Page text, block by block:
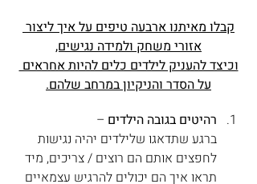
קבלו מאיתנו ארבעה טיפים על איך ליצור
אזורי משחק ולמידה נגישים,
וכיצד להעניק לילדים כלים להיות אחראים
על הסדר והניקיון במרחב שלהם.
רהיטים בגובה הילדים –
ברגע שתדאגו שלילדים יהיה נגישות
לחפצים אותם הם רוצים / צריכים, מיד
תראו איך הם יכולים להרגיש עצמאיים